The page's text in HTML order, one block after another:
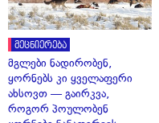
მეცნიერება
მგლები ნადირობენ,
ყორნებს კი ყველაფერი
ახსოვთ — გაირკვა,
როგორ პოულობენ